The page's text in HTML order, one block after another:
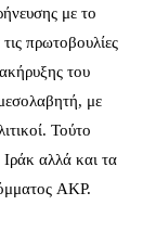
με το
πρωτοβουλίες
του
με
Τούτο
αλλά και τα
AKP.